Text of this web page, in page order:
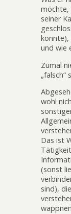
möchte,
seiner
könnte),
und wie
Zumal
„falsch“
wohl
Das ist
(sonst
sind),